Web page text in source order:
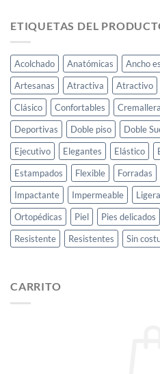
ETIQUETAS DEL
Acolchado Anatómicas Ancho
Artesanas
Atractiva Atractivo
Clásico
Confortables Cremallera
Deportivas
Doble piso Doble
Ejecutivo
Elegantes Elástico
Estampados
Flexible Forradas
Impactante
Impermeable Ligera
Ortopédicas
Piel Pies delicados
Resistente
Resistentes Sin
CARRITO